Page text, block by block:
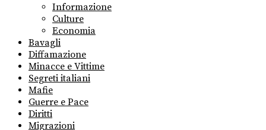
Informazione
Culture
Economia
Bavagli
Diffamazione
Minacce e Vittime
Segreti italiani
Mafie
Guerre e Pace
Diritti
Migrazioni